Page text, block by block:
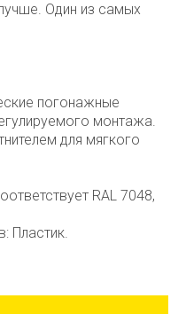
Один из самых
погонажные
монтажа.
для мягкого
RAL 7048,
Пластик.